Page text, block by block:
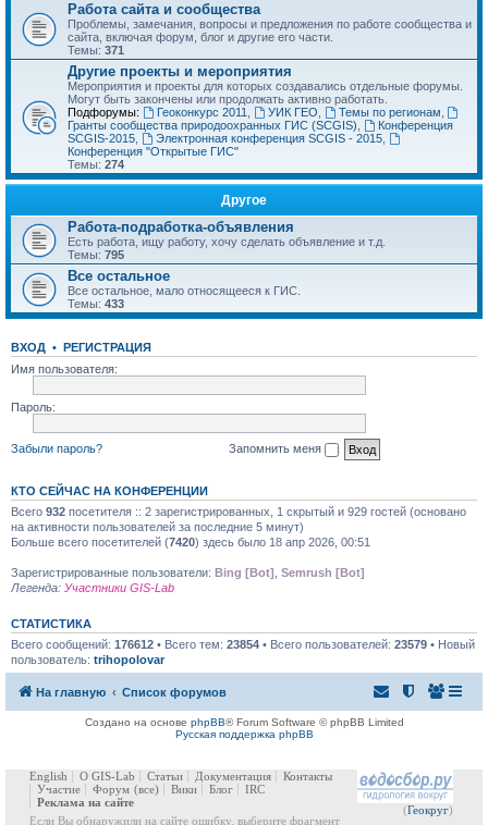
Работа сайта и сообщества
Проблемы, замечания, вопросы и предложения по работе сообщества и
сайта, включая форум, блог и другие его части.
Темы: 371
Другие проекты и мероприятия
Мероприятия и проекты для которых создавались отдельные форумы.
Могут быть закончены или продолжать активно работать.
Подфорумы:
Геоконкурс 2011 УИК ГЕО Темы по регионам
Гранты сообщества природоохранных ГИС (SCGIS)
Конференция
SCGIS-2015
Электронная конференция SCGIS - 2015,
Конференция "Открытые ГИС"
Темы: 274
Другое
Работа-подработка-объявления
Есть работа, ищу работу, хочу сделать объявление и т.д.
Темы: 795
Все остальное
Все остальное, мало относящееся к ГИС.
Темы: 433
ВХОД • РЕГИСТРАЦИЯ
Имя пользователя:
Пароль:
Забыли пароль? Запомнить меня
КТО СЕЙЧАС НА КОНФЕРЕНЦИИ
Всего 932 посетителя :: 2 зарегистрированных, 1 скрытый и 929 гостей (основано
на активности пользователей за последние 5 минут)
Больше всего посетителей (7420) здесь было 18 апр 2026, 00:51
Зарегистрированные пользователи: Bing [Bot] Semrush [Bot]
Легенда: Участники GIS-Lab
СТАТИСТИКА
Всего сообщений: 176612 • Всего тем: 23854 • Всего пользователей: 23579 • Новый
пользователь: trihopolovar
На главную Список форумов
Создано на основе phpBB® Forum Software © phpBB Limited
Русская поддержка phpBB
(Геокруг)
English О GIS-Lab Статьи Документация
Контакты
Участие
Форум (все) Вики Блог
IRC
Реклама на сайте
Если Вы обнаружили на сайте ошибку, выберите фрагмент